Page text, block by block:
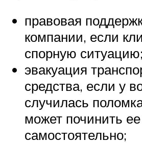
правовая
компании, если
спорную ситуацию;
эвакуация
средства, если у
случилась
может починить ее
самостоятельно;